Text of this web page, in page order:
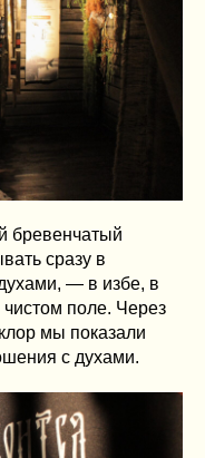
бревенчатый
сразу в
— в избе, в
поле. Через
мы показали
с духами.